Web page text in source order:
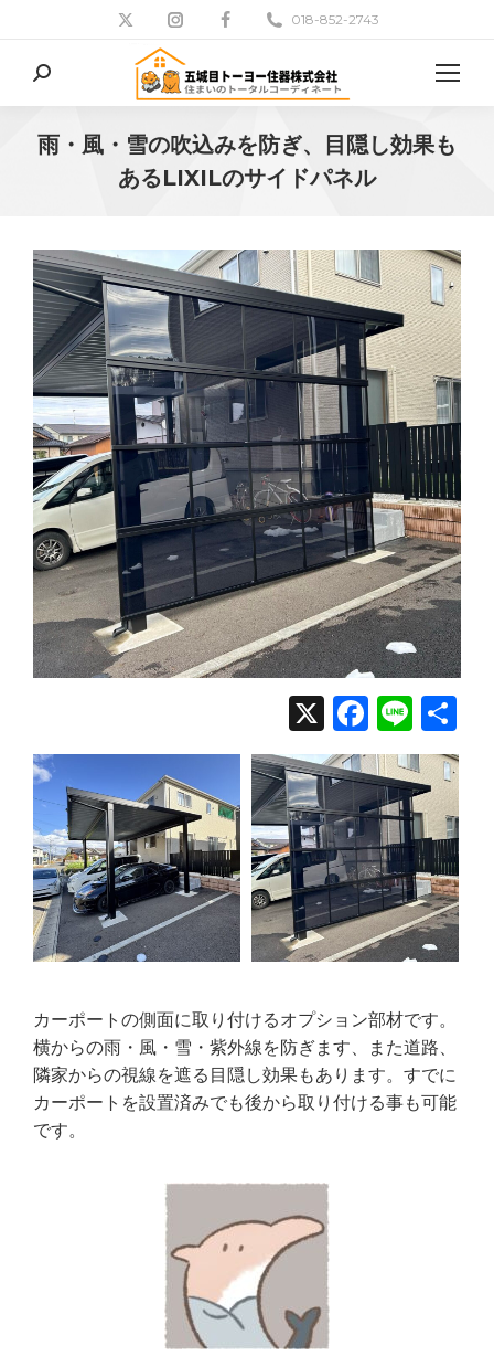
018-852-2743
検
索:
雨・風・雪の吹込みを防ぎ、目隠し効果も
あるLIXILのサイドパネル
X Line
有
カーポートの側面に取り付けるオプション部材です。
横からの雨・風・雪・紫外線を防ぎます、また道路、
隣家からの視線を遮る目隠し効果もあります。すでに
カーポートを設置済みでも後から取り付ける事も可能
です。